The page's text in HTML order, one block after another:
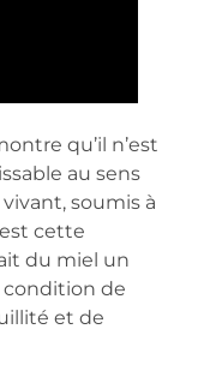
qu’il n’est
au sens
soumis à
cette
du miel un
de
et de